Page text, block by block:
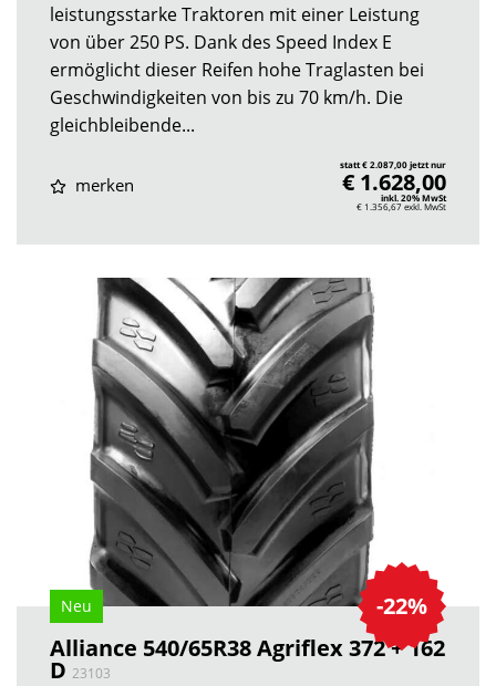
leistungsstarke Traktoren mit einer Leistung
von über 250 PS. Dank des Speed Index E
ermöglicht dieser Reifen hohe Traglasten bei
Geschwindigkeiten von bis zu 70 km/h. Die
gleichbleibende...
merken
statt € 2.087,00 jetzt nur
€ 1.628,00
inkl. 20% MwSt
€ 1.356,67exkl. MwSt
-22%
Neu
Alliance 540/65R38 Agriflex 372 + 162
D 23103